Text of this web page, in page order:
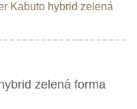
Kabuto hybrid zelená
zelená forma